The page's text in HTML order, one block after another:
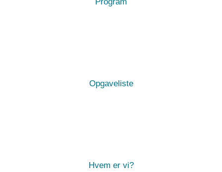
Opgaveliste
Hvem er vi?